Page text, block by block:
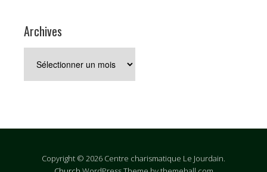
Archives
Copyright © 2026 Centre charismatique Le Jourdain.